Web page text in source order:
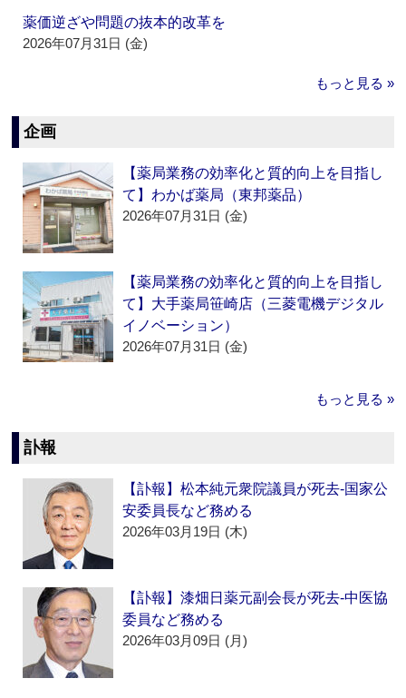
薬価逆ざや問題の抜本的改革を
2026年07月31日 (金)
もっと見る »
企画
【薬局業務の効率化と質的向上を目指し
て】わかば薬局（東邦薬品）
2026年07月31日 (金)
【薬局業務の効率化と質的向上を目指し
て】大手薬局笹崎店（三菱電機デジタル
イノベーション）
2026年07月31日 (金)
もっと見る »
訃報
【訃報】松本純元衆院議員が死去‐国家公
安委員長など務める
2026年03月19日 (木)
【訃報】漆畑日薬元副会長が死去‐中医協
委員など務める
2026年03月09日 (月)